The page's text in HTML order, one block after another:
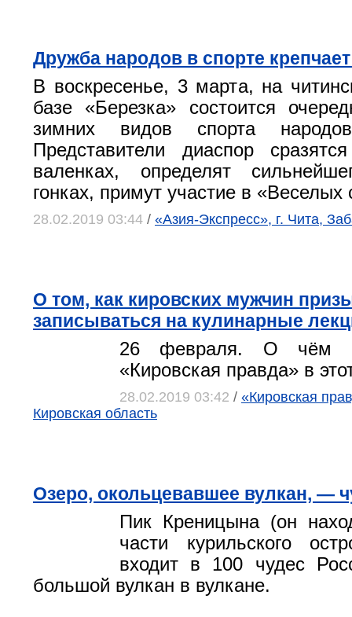
Дружба народов в спорте
В воскресенье, 3 марта, на
базе «Березка» состоится
зимних видов спорта
Представители диаспор
валенках, определят
гонках, примут участие в «Веселых
28.02.2019 03:44 / «Азия-Экспресс», г. Чита,
О том, как кировских мужчин
записываться на кулинарные
26 февраля. О чём
«Кировская правда» в
28.02.2019 03:42 / «Кировская
Кировская область
Озеро, окольцевавшее вулкан, —
Пик Креницына (он
части курильского
входит в 100 чудес
большой вулкан в вулкане.